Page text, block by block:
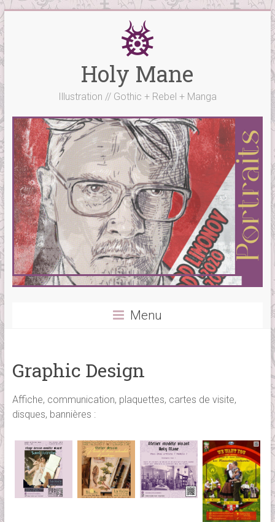
Skip
content
Holy Mane
Illustration // Gothic + Rebel + Manga
Menu
Graphic Design
Affiche, communication, plaquettes, cartes de visite,
disques, bannières :